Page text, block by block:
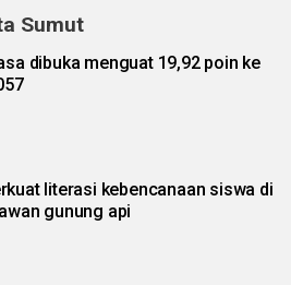
Sumut
dibuka menguat 19,92 poin ke
literasi kebencanaan siswa di
gunung api